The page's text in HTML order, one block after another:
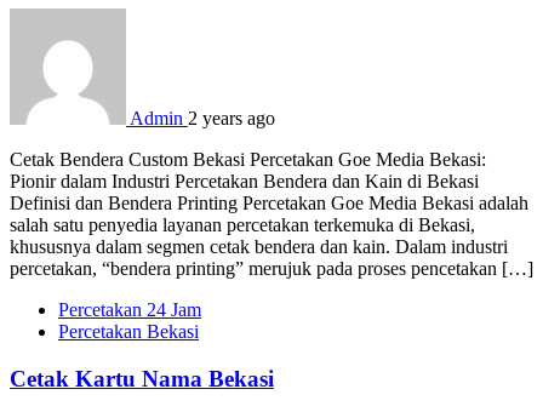
Admin 2 years ago
Cetak Bendera Custom Bekasi Percetakan Goe Media Bekasi:
Pionir dalam Industri Percetakan Bendera dan Kain di Bekasi
Definisi dan Bendera Printing Percetakan Goe Media Bekasi adalah
salah satu penyedia layanan percetakan terkemuka di Bekasi,
khususnya dalam segmen cetak bendera dan kain. Dalam industri
percetakan, “bendera printing” merujuk pada proses pencetakan […]
Percetakan 24 Jam
Percetakan Bekasi
Cetak Kartu Nama Bekasi